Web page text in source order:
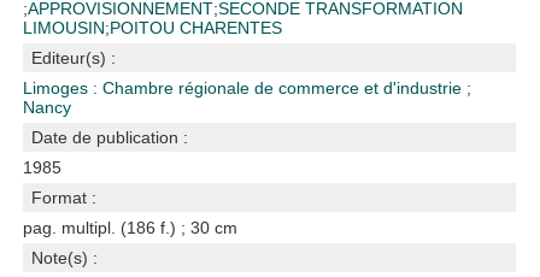
;APPROVISIONNEMENT;SECONDE TRANSFORMATION
LIMOUSIN;POITOU CHARENTES
Editeur(s) :
Limoges : Chambre régionale de commerce et d'industrie ;
Nancy
Date de publication :
1985
Format :
pag. multipl. (186 f.) ; 30 cm
Note(s) :